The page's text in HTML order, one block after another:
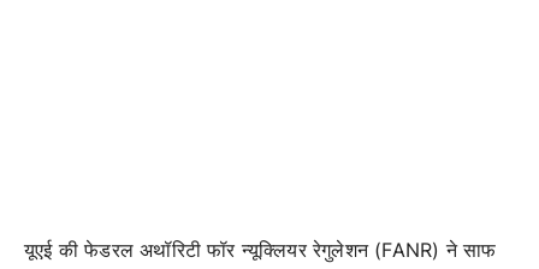
यूएई की फेडरल अथॉरिटी फॉर न्यूक्लियर रेगुलेशन (FANR) ने साफ